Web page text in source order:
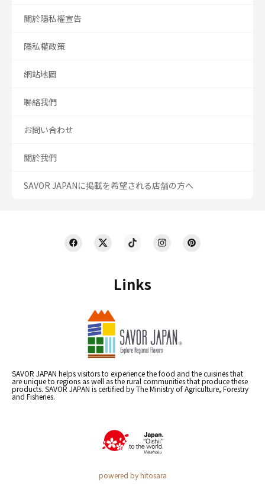
Links
SAVOR JAPAN helps visitors to experience the food and the cuisines that
are unique to regions as well as the rural communities that produce these
products. SAVOR JAPAN is certified by The Ministry of Agriculture, Forestry
and Fisheries.
powered by hitosara
關於隱私權宣告
隱私權政策
網站地圖
聯絡我們
お問い合わせ
關於我們
SAVOR JAPANに掲載を希望される店舗の方へ